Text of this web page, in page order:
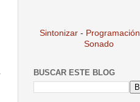
Sintonizar - Programación
Sonado
BUSCAR ESTE BLOG